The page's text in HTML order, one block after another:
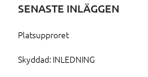
SENASTE INLÄGGEN
Platsupproret
Skyddad: INLEDNING